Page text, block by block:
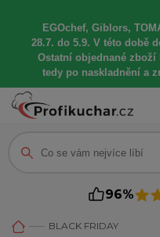
EGOchef, Giblors,
28.7. do 5.9. V této době
Ostatní objednané zboží
tedy po naskladnění a
96%
BLACK FRIDAY